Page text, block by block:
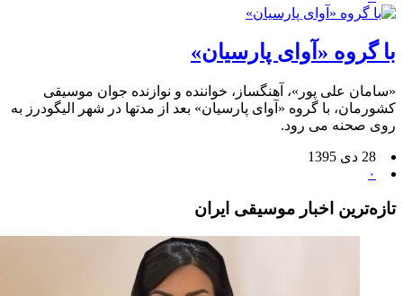
با گروه «آوای پارسیان»
«سامان علی پور»، آهنگساز، خواننده و نوازنده جوان موسیقی
کشورمان، با گروه «آوای پارسیان» بعد از مدتها در شهر الیگودرز به
روی صحنه می رود.
28 دی 1395
۰
تازه‌ترین اخبار موسیقی ایران